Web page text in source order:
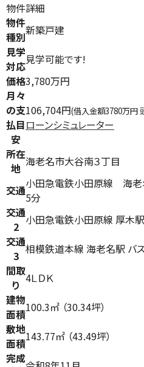
物件詳細
物件
種別新築戸建
見学
対応見学可能です!
価格3,780万円
月々
の支
払目
安
106,704円(借入金額3780万円
ローンシミュレーター
所在
地 海老名市大谷南３丁目
交通小田急電鉄小田原線 海老
5分
交通
2 小田急電鉄小田原線 厚木
交通
3 相模鉄道本線 海老名駅 バス
間取
り 4ＬＤＫ
建物
面積100.3㎡ （30.34坪）
敷地
面積143.77㎡ （43.49坪）
完成